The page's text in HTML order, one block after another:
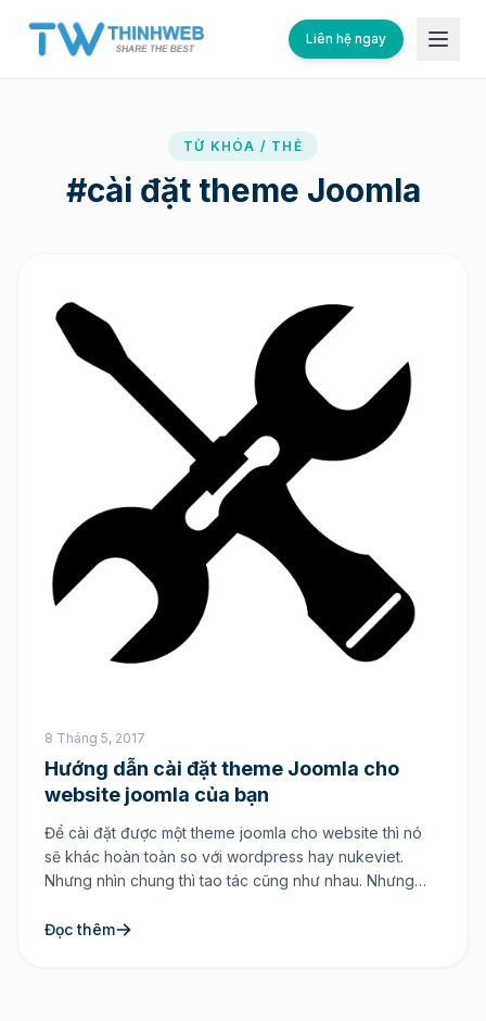
Liên hệ ngay
TỪ KHÓA / THẺ
#cài đặt theme Joomla
8 Tháng 5, 2017
Hướng dẫn cài đặt theme Joomla cho
website joomla của bạn
Để cài đặt được một theme joomla cho website thì nó
sẽ khác hoàn toàn so với wordpress hay nukeviet.
Nhưng nhìn chung thì tao tác cũng như nhau. Nhưng
một nơi cài đặt và hơn nữa nó còn một số tính năng cài
Đọc thêm